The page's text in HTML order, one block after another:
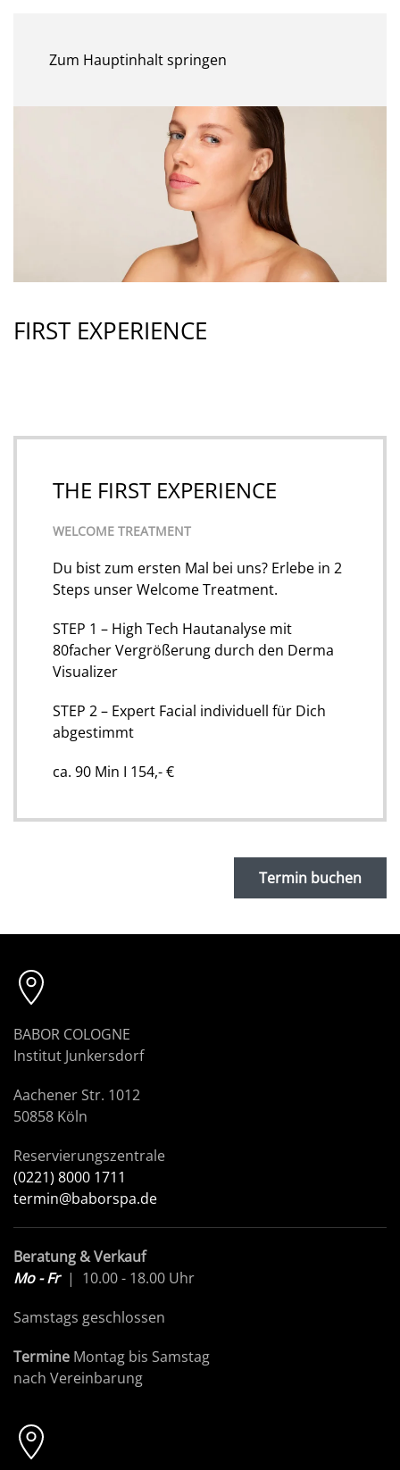
Zum Hauptinhalt springen
FIRST EXPERIENCE
THE FIRST EXPERIENCE
WELCOME TREATMENT
Du bist zum ersten Mal bei uns? Erlebe in 2
Steps unser Welcome Treatment.
STEP 1 – High Tech Hautanalyse mit
80facher Vergrößerung durch den Derma
Visualizer
STEP 2 – Expert Facial individuell für Dich
abgestimmt
ca. 90 Min I 154,- €
Termin buchen
BABOR COLOGNE
Institut Junkersdorf
Aachener Str. 1012
50858 Köln
Reservierungszentrale
(0221) 8000 1711
termin@baborspa.de
Beratung & Verkauf
Mo - Fr| 10.00 - 18.00 Uhr
Samstags geschlossen
Termine Montag bis Samstag
nach Vereinbarung